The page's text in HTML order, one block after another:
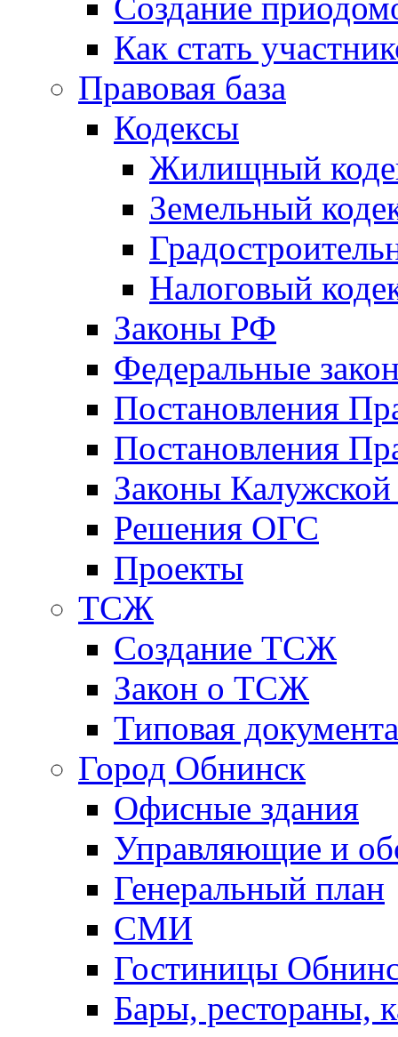
Создание
Как стать
Правовая база
Кодексы
Жилищный
Земельный
Налоговый
Законы РФ
Федеральные
Постановления
Постановления
Законы Калужской
Решения ОГС
Проекты
ТСЖ
Создание ТСЖ
Закон о ТСЖ
Типовая
Город Обнинск
Офисные здания
Управляющие и
Генеральный план
СМИ
Гостиницы
Бары, рестораны,